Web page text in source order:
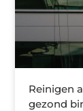
Reinigen
gezond